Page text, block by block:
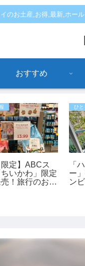
のお土産,お得,最新,ホー
おすすめ
限定】ABCス
ちいかわ」限定
！旅行のお土
ひと
「
ー
ン